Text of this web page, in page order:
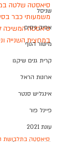
שניסל
אפיק ניסים
מישור הנוף
קרית גנים שיקגו
ארונות הראל
אינגליש סנטר
פיינל פור
עונת 2021
סיאסטה שלטה
משמעותי כבר
סיאסטה המשיכה
במחצית השנייה
סיאסטה בתלבושת